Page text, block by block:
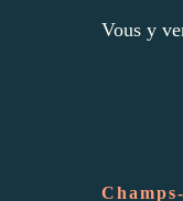
Vous y